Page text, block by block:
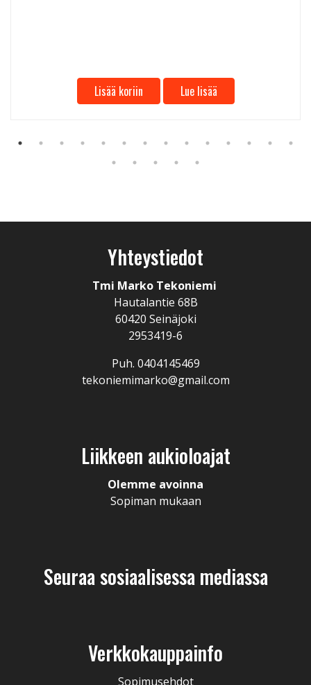
Lisää koriin Lue lisää
Yhteystiedot
Tmi Marko Tekoniemi
Hautalantie 68B
60420 Seinäjoki
2953419-6
Puh. 0404145469
tekoniemimarko@gmail.com
Liikkeen aukioloajat
Olemme avoinna
Sopiman mukaan
Seuraa sosiaalisessa mediassa
Verkkokauppainfo
Sopimusehdot